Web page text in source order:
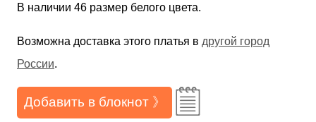
В наличии 46 размер белого цвета.
Возможна доставка этого платья в другой город
России.
Добавить в блокнот 》